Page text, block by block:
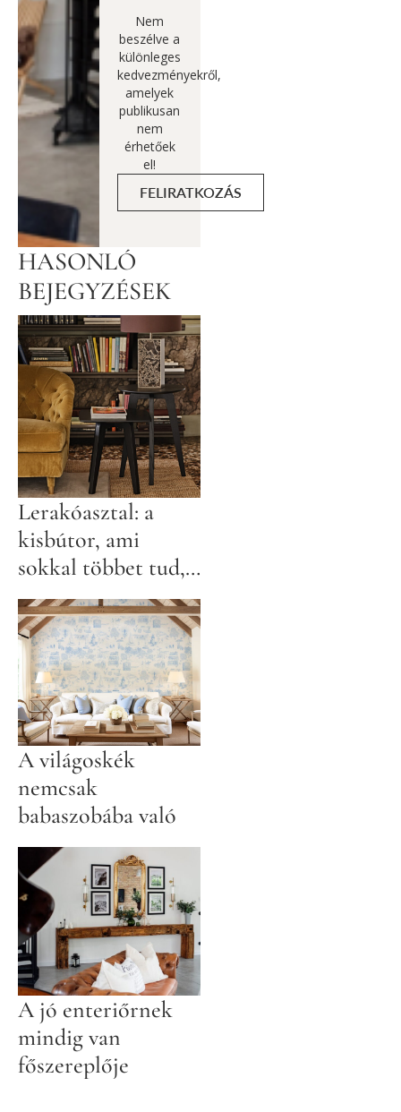
Nem
beszélve a
különleges
kedvezményekről,
amelyek
publikusan
nem
érhetőek
el!
FELIRATKOZÁS
HASONLÓ
BEJEGYZÉSEK
Lerakóasztal: a
kisbútor, ami
sokkal többet tud,
mint gondolnád
A világoskék
nemcsak
babaszobába való
A jó enteriőrnek
mindig van
főszereplője